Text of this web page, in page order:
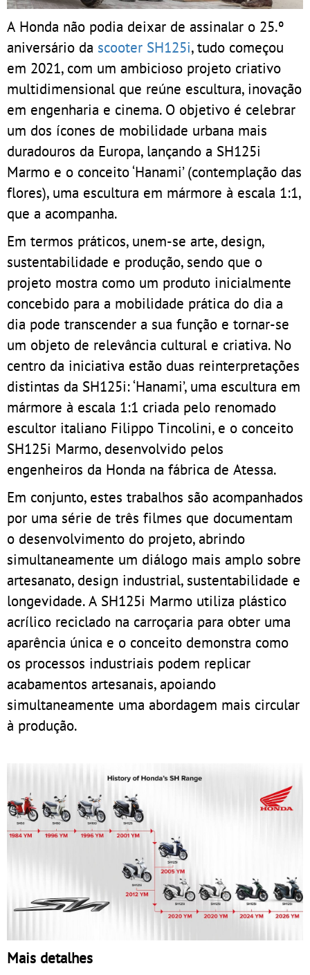
A Honda não podia deixar de assinalar o 25.º
aniversário da scooter SH125i, tudo começou
em 2021, com um ambicioso projeto criativo
multidimensional que reúne escultura, inovação
em engenharia e cinema. O objetivo é celebrar
um dos ícones de mobilidade urbana mais
duradouros da Europa, lançando a SH125i
Marmo e o conceito ‘Hanami’ (contemplação das
flores), uma escultura em mármore à escala 1:1,
que a acompanha.
Em termos práticos, unem-se arte, design,
sustentabilidade e produção, sendo que o
projeto mostra como um produto inicialmente
concebido para a mobilidade prática do dia a
dia pode transcender a sua função e tornar-se
um objeto de relevância cultural e criativa. No
centro da iniciativa estão duas reinterpretações
distintas da SH125i: ‘Hanami’, uma escultura em
mármore à escala 1:1 criada pelo renomado
escultor italiano Filippo Tincolini, e o conceito
SH125i Marmo, desenvolvido pelos
engenheiros da Honda na fábrica de Atessa.
Em conjunto, estes trabalhos são acompanhados
por uma série de três filmes que documentam
o desenvolvimento do projeto, abrindo
simultaneamente um diálogo mais amplo sobre
artesanato, design industrial, sustentabilidade e
longevidade. A SH125i Marmo utiliza plástico
acrílico reciclado na carroçaria para obter uma
aparência única e o conceito demonstra como
os processos industriais podem replicar
acabamentos artesanais, apoiando
simultaneamente uma abordagem mais circular
à produção.
Mais detalhes